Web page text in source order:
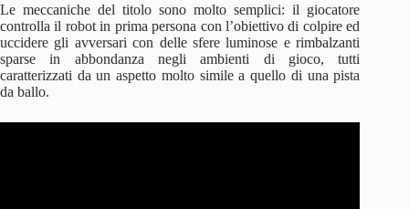
Le meccaniche del titolo sono molto semplici: il giocatore
controlla il robot in prima persona con l’obiettivo di colpire ed
uccidere gli avversari con delle sfere luminose e rimbalzanti
sparse in abbondanza negli ambienti di gioco, tutti
caratterizzati da un aspetto molto simile a quello di una pista
da ballo.